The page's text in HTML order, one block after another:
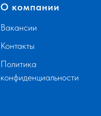
О компании
Вакансии
Контакты
Политика
конфиденциальности